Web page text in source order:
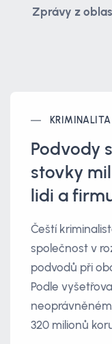
Zprávy z
KRIMINALITA
Podvody
stovky
lidi a
Čeští
společnost v
podvodů při
Podle
320 milionů